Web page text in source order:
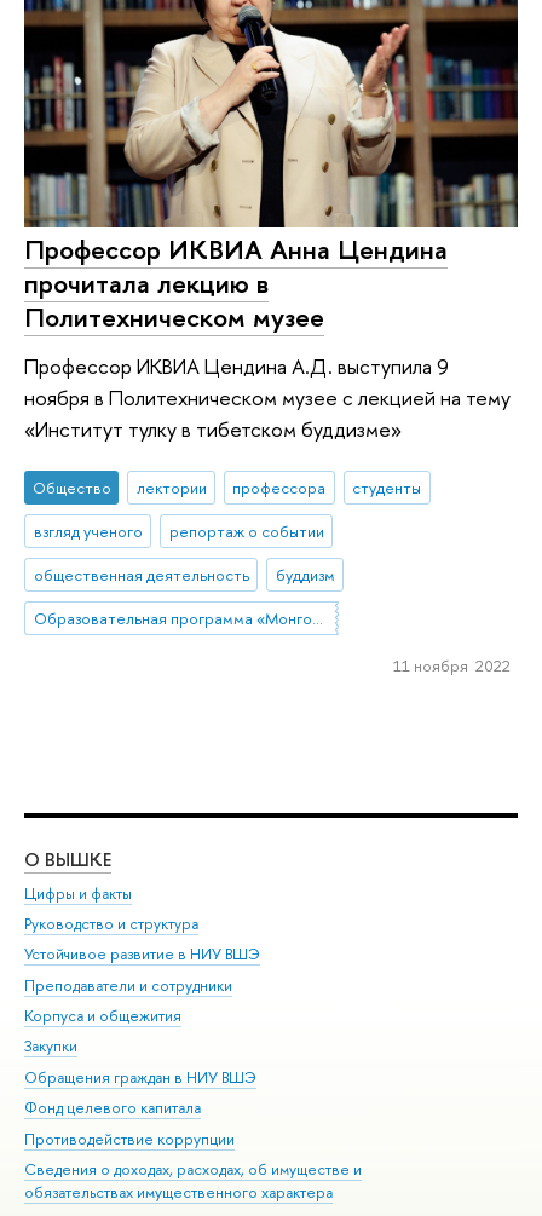
Профессор ИКВИА Анна Цендина
прочитала лекцию в
Политехническом музее
Профессор ИКВИА Цендина А.Д. выступила 9
ноября в Политехническом музее с лекцией на тему
«Институт тулку в тибетском буддизме»
Общество лектории профессора
студенты
взгляд ученого
репортаж о событии
общественная деятельность
буддизм
Образовательная программа «Монголия и Тибет»
11 ноября 2022
О ВЫШКЕ
Цифры и факты
Руководство и структура
Устойчивое развитие в НИУ ВШЭ
Преподаватели и сотрудники
Корпуса и общежития
Закупки
Обращения граждан в НИУ ВШЭ
Фонд целевого капитала
Противодействие коррупции
Сведения о доходах, расходах, об имуществе и
обязательствах имущественного характера